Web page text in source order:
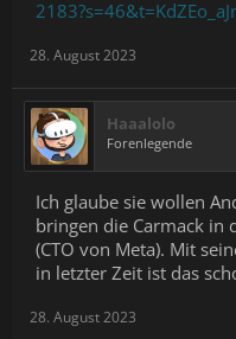
28. August 2023
Haaalolo
Forenlegende
Ich glaube sie wollen
bringen die Carmack in
(CTO von Meta). Mit
in letzter Zeit ist das
28. August 2023